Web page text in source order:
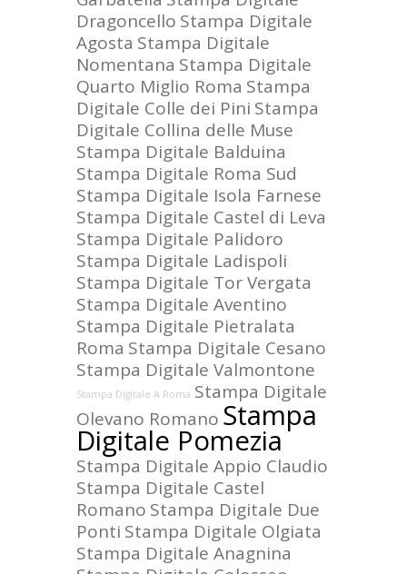
Dragoncello Stampa Digitale
Agosta Stampa Digitale
Nomentana Stampa Digitale
Quarto Miglio Roma Stampa
Digitale Colle dei Pini Stampa
Digitale Collina delle Muse
Stampa Digitale Balduina
Stampa Digitale Roma Sud
Stampa Digitale Isola Farnese
Stampa Digitale Castel di Leva
Stampa Digitale Palidoro
Stampa Digitale Ladispoli
Stampa Digitale Tor Vergata
Stampa Digitale Aventino
Stampa Digitale Pietralata
Roma Stampa Digitale Cesano
Stampa Digitale Valmontone
Stampa Digitale A Roma Stampa Digitale
Olevano Romano Stampa
Digitale Pomezia
Stampa Digitale Appio Claudio
Stampa Digitale Castel
Romano Stampa Digitale Due
Ponti Stampa Digitale Olgiata
Stampa Digitale Anagnina